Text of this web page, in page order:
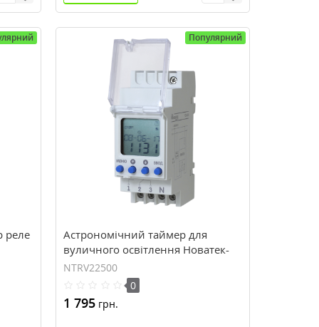
реле
Популярний
Астрономічний таймер для
вуличного освітлення Новатек-
Електро РЕВ – 225 (NTRV22500)
NTRV22500
0
1 795 грн.